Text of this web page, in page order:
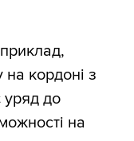
на кордоні з
до
на